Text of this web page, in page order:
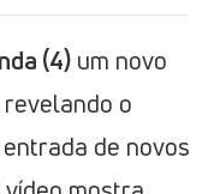
(4) um novo
revelando o
de novos